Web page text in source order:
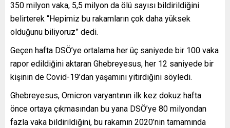
350 milyon vaka, 5,5 milyon da ölü sayısı bildirildiğini
belirterek “Hepimiz bu rakamların çok daha yüksek
olduğunu biliyoruz” dedi.
Geçen hafta DSÖ’ye ortalama her üç saniyede bir 100 vaka
rapor edildiğini aktaran Ghebreyesus, her 12 saniyede bir
kişinin de Covid-19’dan yaşamını yitirdiğini söyledi.
Ghebreyesus, Omicron varyantının ilk kez dokuz hafta
önce ortaya çıkmasından bu yana DSÖ’ye 80 milyondan
fazla vaka bildirildiğini, bu rakamın 2020’nin tamamında